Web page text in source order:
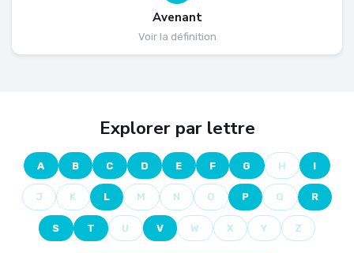
Avenant
Voir la définition
Explorer par lettre
A B C D E F G H I
J K L M N O P Q R
S T U V W X Y Z